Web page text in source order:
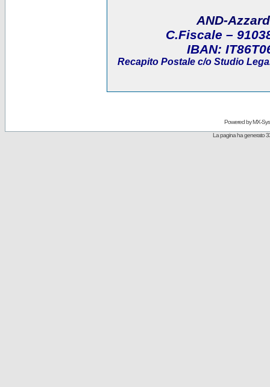
AND-
C.Fiscale –
IBAN:
Recapito Postale c/o Studio
Powered byMX-
La pagina ha generato